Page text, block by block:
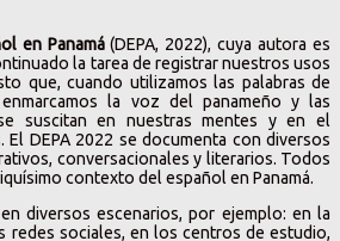
en Panamá(DEPA, 2022), cuya autora es
la tarea de registrar nuestros usos
que, cuando utilizamos las palabras de
enmarcamos la voz del panameño y las
suscitan en nuestras mentes y en el
DEPA 2022 se documenta con diversos
conversacionales y literarios. Todos
contexto del español en Panamá.
diversos escenarios, por ejemplo: en la
redes sociales, en los centros de estudio,